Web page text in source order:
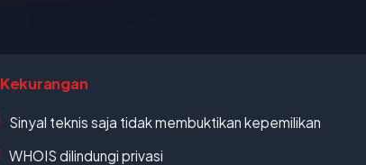
Kekurangan
Sinyal teknis saja tidak membuktikan kepemilikan
WHOIS dilindungi privasi